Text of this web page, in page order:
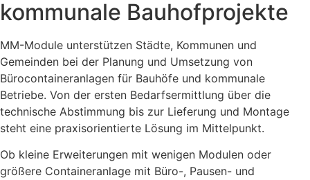
kommunale Bauhofprojekte
MM-Module unterstützen Städte, Kommunen und
Gemeinden bei der Planung und Umsetzung von
Bürocontaineranlagen für Bauhöfe und kommunale
Betriebe. Von der ersten Bedarfsermittlung über die
technische Abstimmung bis zur Lieferung und Montage
steht eine praxisorientierte Lösung im Mittelpunkt.
Ob kleine Erweiterungen mit wenigen Modulen oder
größere Containeranlage mit Büro-, Pausen- und